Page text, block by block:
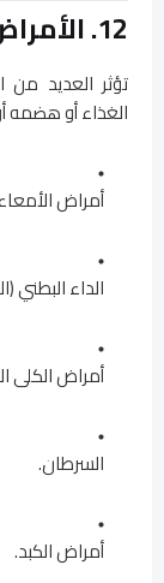
12. الأمراض المزمنة
تؤثر العديد
الغذاء أو هضمه
أمراض الأمعاء
الداء البطني
أمراض الكلى
السرطان.
أمراض الكبد.